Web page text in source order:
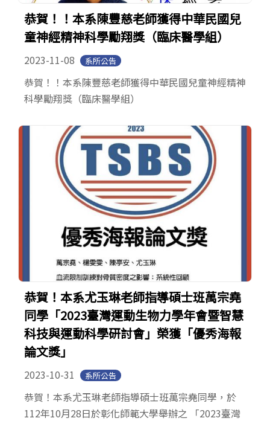
恭賀！！本系陳豐慈老師獲得中華民國兒
童神經精神科學勵翔獎（臨床醫學組）
2023-11-08 系所公告
恭賀！！本系陳豐慈老師獲得中華民國兒童神經精神
科學勵翔獎（臨床醫學組）
恭賀！本系尤玉琳老師指導碩士班萬宗堯
同學「2023臺灣運動生物力學年會暨智慧
科技與運動科學研討會」榮獲「優秀海報
論文獎」
2023-10-31 系所公告
恭賀！本系尤玉琳老師指導碩士班萬宗堯同學，於
112年10月28日於彰化師範大學舉辦之 「2023臺灣